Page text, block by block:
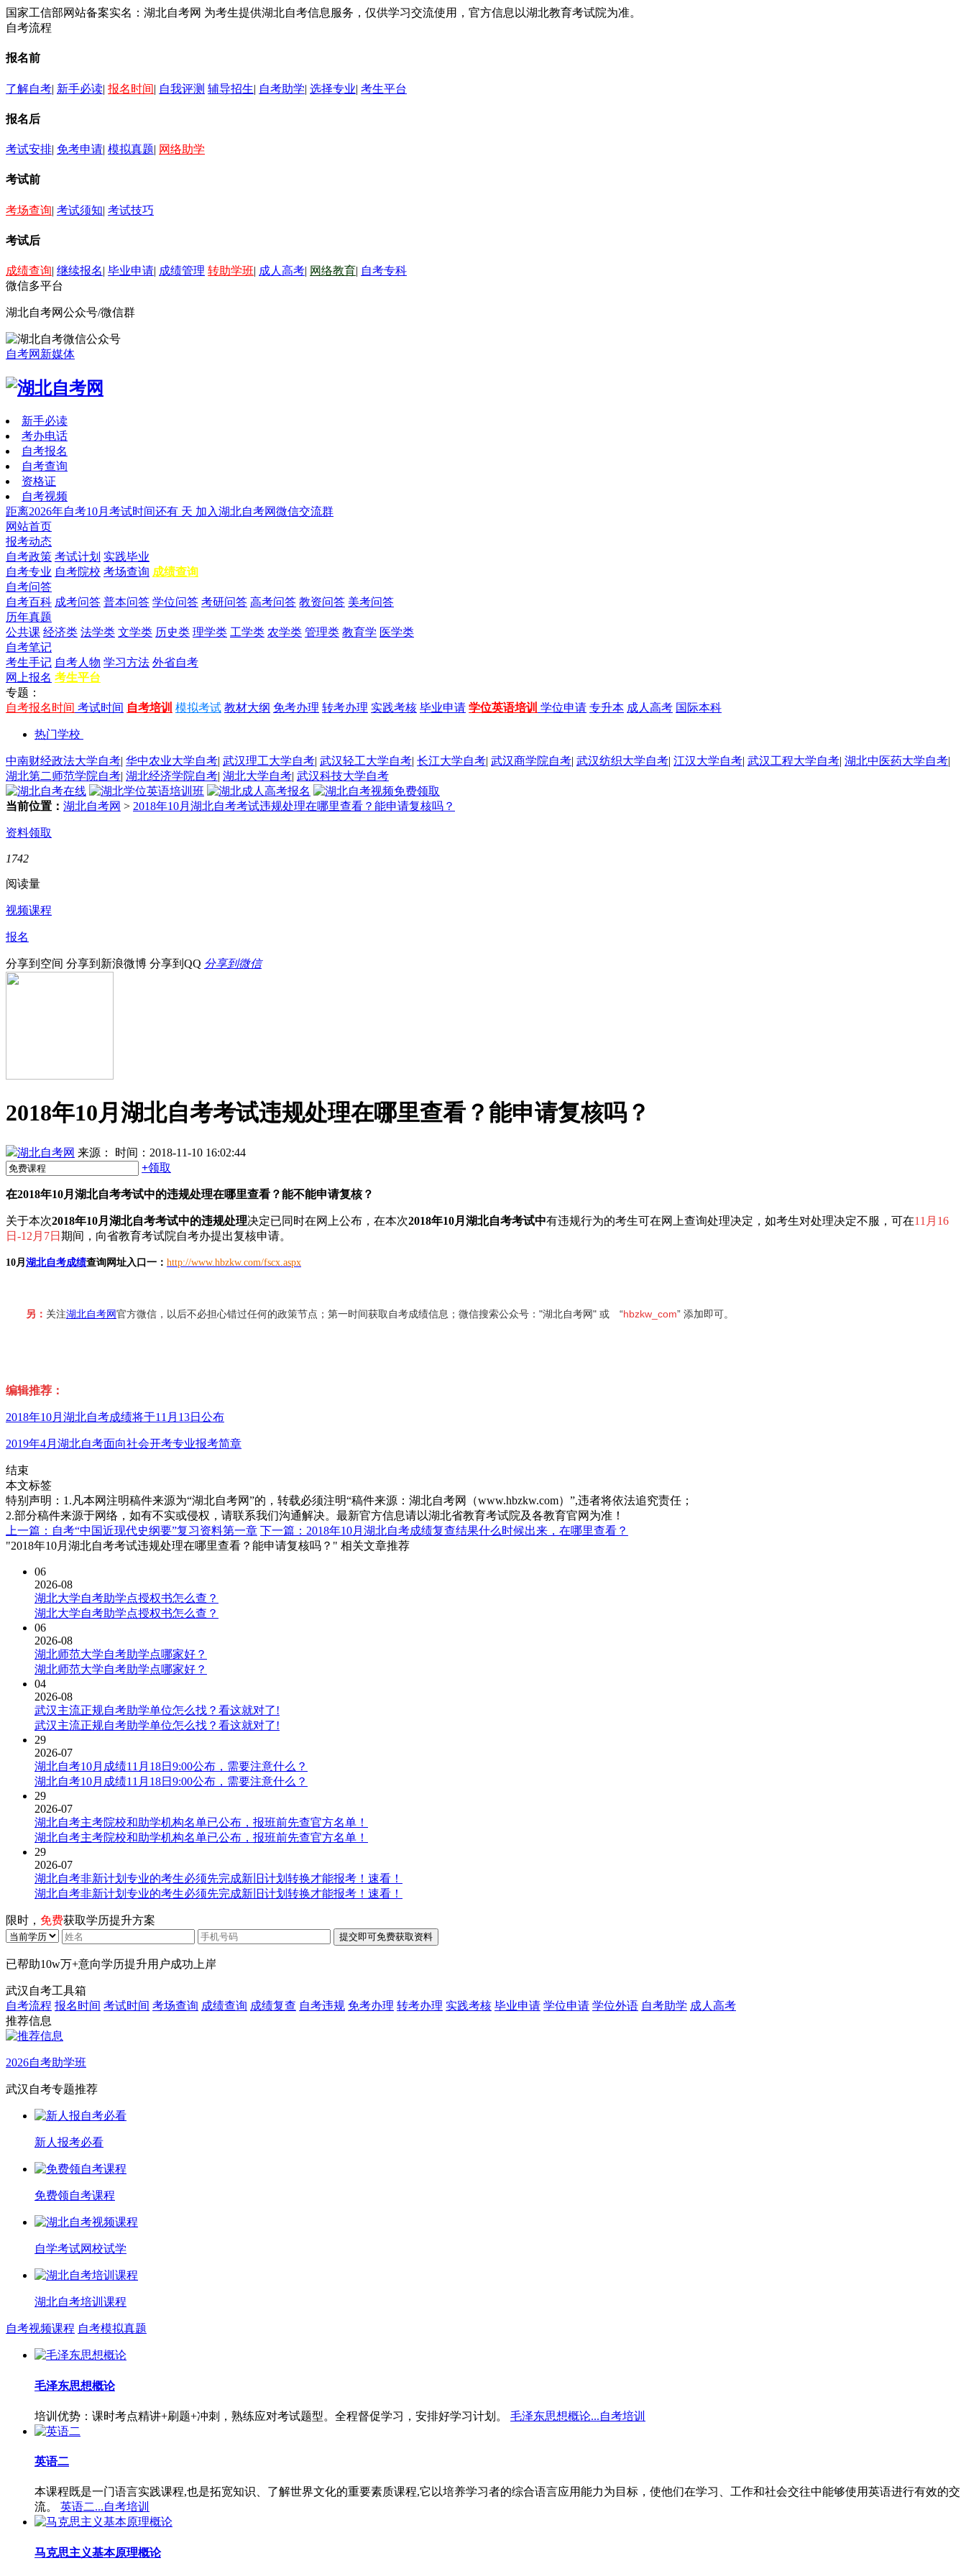
国家工信部网站备案实名：湖北自考网 为考生提供湖北自考信息服务，仅供学习交流使用，官方信息以湖北教育考试院为准。
自考流程
报名前
了解自考| 新手必读| 报名时间| 自我评测 辅导招生| 自考助学| 选择专业| 考生平台
报名后
考试安排| 免考申请| 模拟真题| 网络助学
考试前
考场查询| 考试须知| 考试技巧
考试后
成绩查询| 继续报名| 毕业申请| 成绩管理 转助学班| 成人高考| 网络教育| 自考专科
微信多平台
湖北自考网公众号/微信群
自考网新媒体
新手必读
考办电话
自考报名
自考查询
资格证
自考视频
距离2026年自考10月考试时间还有 天 加入湖北自考网微信交流群
网站首页
报考动态
自考政策 考试计划 实践毕业
自考专业 自考院校 考场查询 成绩查询
自考问答
自考百科 成考问答 普本问答 学位问答 考研问答 高考问答 教资问答 美考问答
历年真题
公共课 经济类 法学类 文学类 历史类 理学类 工学类 农学类 管理类 教育学 医学类
自考笔记
考生手记 自考人物 学习方法 外省自考
网上报名 考生平台
专题：
自考报名时间 考试时间 自考培训 模拟考试 教材大纲 免考办理 转考办理 实践考核 毕业申请 学位英语培训 学位申请 专升本 成人高考 国际本科
热门学校
中南财经政法大学自考| 华中农业大学自考| 武汉理工大学自考| 武汉轻工大学自考| 长江大学自考| 武汉商学院自考| 武汉纺织大学自考| 江汉大学自考| 武汉工程大学自考| 湖北中医药大学自考|
湖北第二师范学院自考| 湖北经济学院自考| 湖北大学自考| 武汉科技大学自考
当前位置： 湖北自考网 > 2018年10月湖北自考考试违规处理在哪里查看？能申请复核吗？
资料领取
1742
阅读量
视频课程
报名
分享到空间 分享到新浪微博 分享到QQ 分享到微信
2018年10月湖北自考考试违规处理在哪里查看？能申请复核吗？
湖北自考网 来源：
时间：2018-11-10 16:02:44
+领取
在2018年10月湖北自考考试中的违规处理在哪里查看？能不能申请复核？
关于本次2018年10月湖北自考考试中的违规处理决定已同时在网上公布，在本次2018年10月湖北自考考试中有违规行为的考生可在网上查询处理决定，如考生对处理决定不服，可在11月16
日-12月7日 期间，向省教育考试院自考办提出复核申请。
10月 湖北自考成绩查询网址入口一： http://www.hbzkw.com/fscx.aspx
另： 关注湖北自考网官方微信，以后不必担心错过任何的政策节点；第一时间获取自考成绩信息；微信搜索公众号："湖北自考网" 或 “hbzkw_com” 添加即可。
编辑推荐：
2018年10月湖北自考成绩将于11月13日公布
2019年4月湖北自考面向社会开考专业报考简章
结束
本文标签
特别声明：1.凡本网注明稿件来源为“湖北自考网”的，转载必须注明“稿件来源：湖北自考网（www.hbzkw.com）”,违者将依法追究责任；
2.部分稿件来源于网络，如有不实或侵权，请联系我们沟通解决。最新官方信息请以湖北省教育考试院及各教育官网为准！
上一篇：自考“中国近现代史纲要”复习资料第一章 下一篇：2018年10月湖北自考成绩复查结果什么时候出来，在哪里查看？
"2018年10月湖北自考考试违规处理在哪里查看？能申请复核吗？" 相关文章推荐
06
2026-08
湖北大学自考助学点授权书怎么查？
湖北大学自考助学点授权书怎么查？
06
2026-08
湖北师范大学自考助学点哪家好？
湖北师范大学自考助学点哪家好？
04
2026-08
武汉主流正规自考助学单位怎么找？看这就对了!
武汉主流正规自考助学单位怎么找？看这就对了!
29
2026-07
湖北自考10月成绩11月18日9:00公布，需要注意什么？
湖北自考10月成绩11月18日9:00公布，需要注意什么？
29
2026-07
湖北自考主考院校和助学机构名单已公布，报班前先查官方名单！
湖北自考主考院校和助学机构名单已公布，报班前先查官方名单！
29
2026-07
湖北自考非新计划专业的考生必须先完成新旧计划转换才能报考！速看！
湖北自考非新计划专业的考生必须先完成新旧计划转换才能报考！速看！
限时， 免费获取学历提升方案
已帮助10w万+意向学历提升用户成功上岸
武汉自考工具箱
自考流程 报名时间 考试时间 考场查询 成绩查询 成绩复查 自考违规 免考办理 转考办理 实践考核 毕业申请 学位申请 学位外语 自考助学 成人高考
推荐信息
2026自考助学班
武汉自考专题推荐
新人报考必看
免费领自考课程
自学考试网校试学
湖北自考培训课程
自考视频课程 自考模拟真题
毛泽东思想概论
培训优势：课时考点精讲+刷题+冲刺，熟练应对考试题型。全程督促学习，安排好学习计划。 毛泽东思想概论...自考培训
英语二
本课程既是一门语言实践课程,也是拓宽知识、了解世界文化的重要素质课程,它以培养学习者的综合语言应用能力为目标，使他们在学习、工作和社会交往中能够使用英语进行有效的交
流。
英语二...自考培训
马克思主义基本原理概论